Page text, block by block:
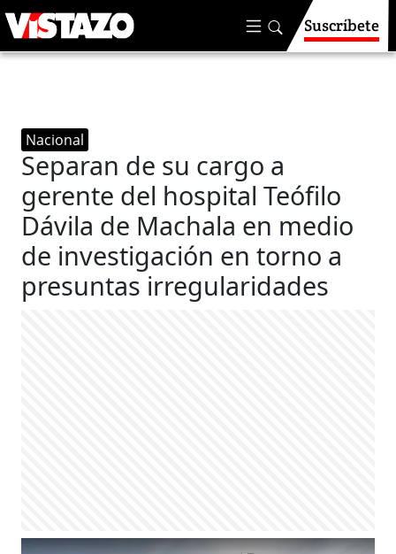
Suscríbete
Nacional
Separan de su cargo a
gerente del hospital Teófilo
Dávila de Machala en medio
de investigación en torno a
presuntas irregularidades